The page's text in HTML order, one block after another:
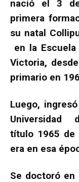
nació el 3
primera
su natal
en la
Victoria,
primario en
Luego,
Universidad
título 1965 de
era en esa
Se doctoró en